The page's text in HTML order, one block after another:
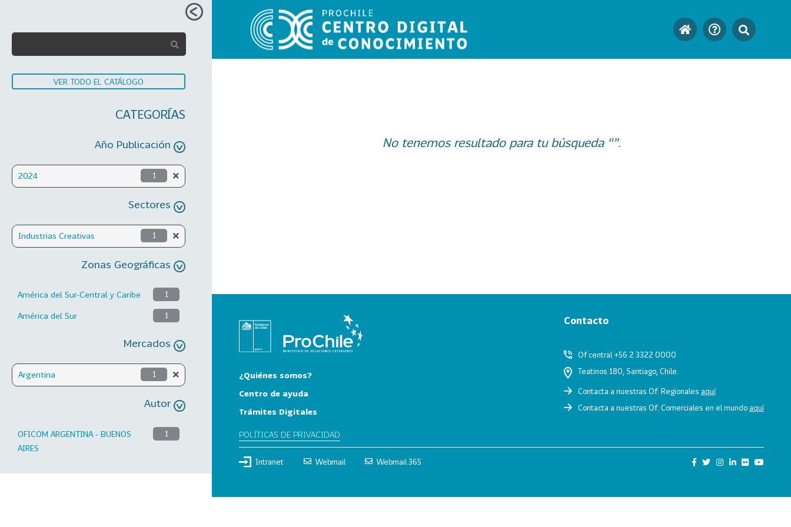
VER TODO EL CATÁLOGO
CATEGORÍAS
Año Publicación
2024 1
Sectores
Industrias Creativas 1
Zonas Geográficas
América del Sur-Central y Caribe 1
América del Sur 1
Mercados
Argentina 1
Autor
OFICOM ARGENTINA - BUENOS
AIRES
1
No tenemos resultado para tu búsqueda “”.
¿Quiénes somos?
Centro de ayuda
Trámites Digitales
POLÍTICAS DE PRIVACIDAD
Contacto
Of central +56 2 3322 0000
Teatinos 180, Santiago, Chile.
Contacta a nuestras Of. Regionales aquí
Contacta a nuestras Of. Comerciales en el mundoaquí
Intranet Webmail Webmail 365